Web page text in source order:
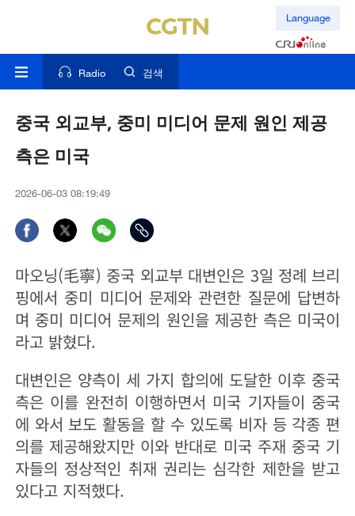
Language
Radio 검색
중국 외교부, 중미 미디어 문제 원인 제공
측은 미국
2026-06-03 08:19:49
마오닝(毛寧) 중국 외교부 대변인은 3일 정례 브리
핑에서 중미 미디어 문제와 관련한 질문에 답변하
며 중미 미디어 문제의 원인을 제공한 측은 미국이
라고 밝혔다.
대변인은 양측이 세 가지 합의에 도달한 이후 중국
측은 이를 완전히 이행하면서 미국 기자들이 중국
에 와서 보도 활동을 할 수 있도록 비자 등 각종 편
의를 제공해왔지만 이와 반대로 미국 주재 중국 기
자들의 정상적인 취재 권리는 심각한 제한을 받고
있다고 지적했다.